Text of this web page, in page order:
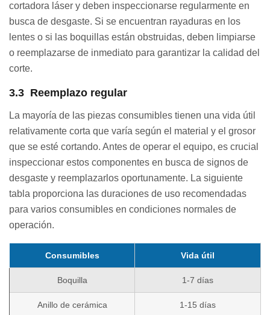
cortadora láser y deben inspeccionarse regularmente en
busca de desgaste. Si se encuentran rayaduras en los
lentes o si las boquillas están obstruidas, deben limpiarse
o reemplazarse de inmediato para garantizar la calidad del
corte.
3.3 Reemplazo regular
La mayoría de las piezas consumibles tienen una vida útil
relativamente corta que varía según el material y el grosor
que se esté cortando. Antes de operar el equipo, es crucial
inspeccionar estos componentes en busca de signos de
desgaste y reemplazarlos oportunamente. La siguiente
tabla proporciona las duraciones de uso recomendadas
para varios consumibles en condiciones normales de
operación.
Consumibles Vida útil
Boquilla 1-7 días
Anillo de cerámica 1-15 días